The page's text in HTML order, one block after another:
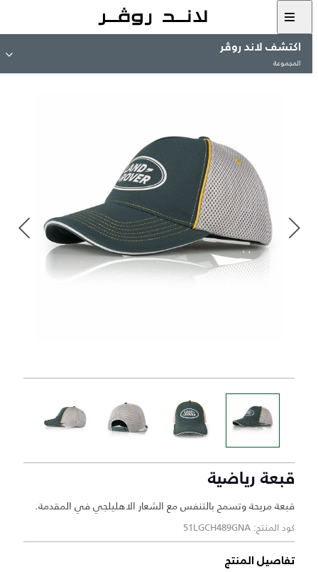
اكتشف لاند روڤر
المجموعة
قبعة رياضية
قبعة مريحة وتسمح بالتنفس مع الشعار الاهليلجي في المقدمة.
كود المنتج: 51LGCH489GNA
تفاصيل المنتج